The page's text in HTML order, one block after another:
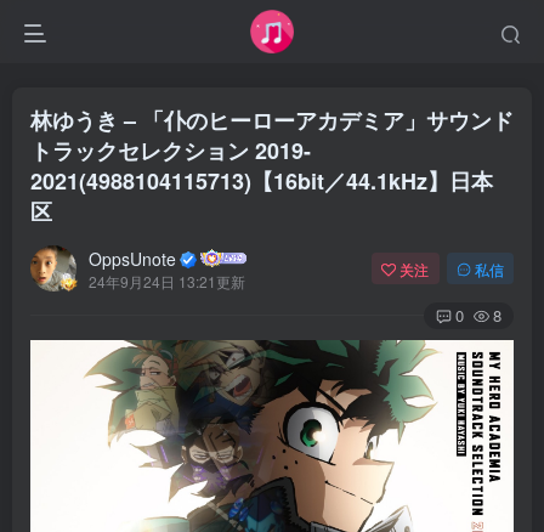
林ゆうき – 「仆のヒーローアカデミア」サウンド
トラックセレクション 2019-
2021(4988104115713)【16bit／44.1kHz】日本
区
OppsUnote
24年9月24日 13:21更新
关注 私信
0 8